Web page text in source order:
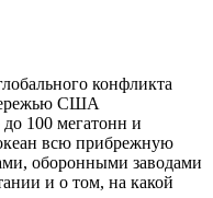
конфликта
США
100 мегатонн и
всю прибрежную
оборонными заводами
и о том, на какой